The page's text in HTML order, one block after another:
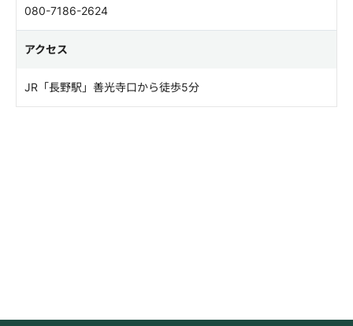
080-7186-2624
アクセス
JR「長野駅」善光寺口から徒歩5分